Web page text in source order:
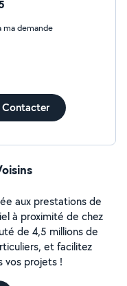
ma demande
Contacter
aux prestations de
à proximité de chez
de 4,5 millions de
et facilitez
vos projets !